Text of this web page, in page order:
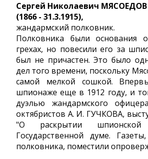
Сергей Николаевич МЯСОЕДОВ
(1866 - 31.3.1915),
жандармский полковник.
Полковника были основания
грехах, но повесили его за
был не причастен. Это было
дел того времени, поскольку
самой мелкой сошкой.
шпионаже еще в 1912 году, и
дуэлью жандармского
октябристов А. И. ГУЧКОВА,
"О раскрытии
Государственной думе.
полковника, поместили